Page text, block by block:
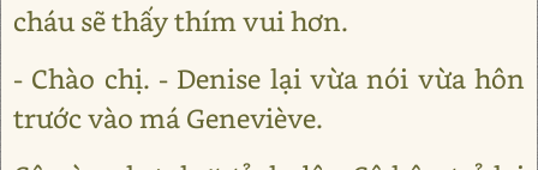
cháu sẽ thấy thím vui hơn.
- Chào chị. - Denise lại vừa nói vừa hôn
trước vào má Geneviève.